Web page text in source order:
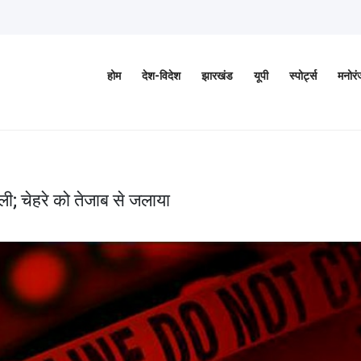
होम देश-विदेश झारखंड यूपी स्पोर्ट्स
चेहरे को तेजाब से जलाया